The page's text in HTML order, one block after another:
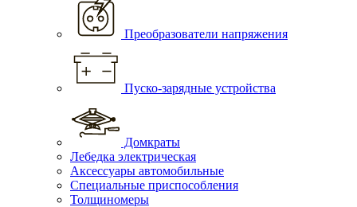
Преобразователи напряжения
Пуско-зарядные устройства
Домкраты
Лебедка электрическая
Аксессуары автомобильные
Специальные приспособления
Толщиномеры